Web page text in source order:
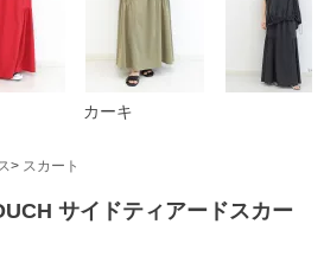
カーキ
スカート
サイドティアードスカー